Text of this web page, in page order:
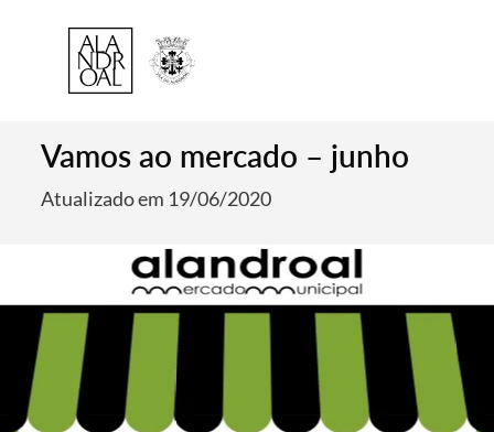
Vamos ao mercado – junho
Atualizado em 19/06/2020